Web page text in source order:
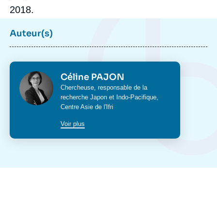
2018.
Auteur(s)
Photo Céline PAJON
Intitulé
du
poste
Chercheuse, responsable de la
recherche Japon et Indo-Pacifique,
Centre Asie de l'Ifri
Voir plus